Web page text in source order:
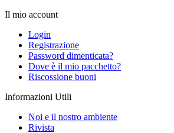
Il mio account
Login
Registrazione
Password dimenticata?
Dove è il mio pacchetto?
Riscossione buoni
Informazioni Utili
Noi e il nostro ambiente
Rivista